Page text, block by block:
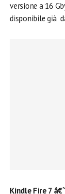
versione a 16
disponibile già
Kindle Fire 7